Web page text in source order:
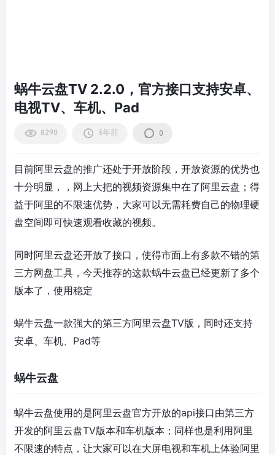
蜗牛云盘TV 2.2.0，官方接口支持安卓、
电视TV、车机、Pad
8290 3年前 0
目前阿里云盘的推广还处于开放阶段，开放资源的优势也
十分明显，，网上大把的视频资源集中在了阿里云盘；得
益于阿里的不限速优势，大家可以无需耗费自己的物理硬
盘空间即可快速观看收藏的视频。
同时阿里云盘还开放了接口，使得市面上有多款不错的第
三方网盘工具，今天推荐的这款蜗牛云盘已经更新了多个
版本了，使用稳定
蜗牛云盘一款强大的第三方阿里云盘TV版，同时还支持
安卓、车机、Pad等
蜗牛云盘
蜗牛云盘使用的是阿里云盘官方开放的api接口由第三方
开发的阿里云盘TV版本和车机版本；同样也是利用阿里
不限速的特点，让大家可以在大屏电视和车机上体验阿里